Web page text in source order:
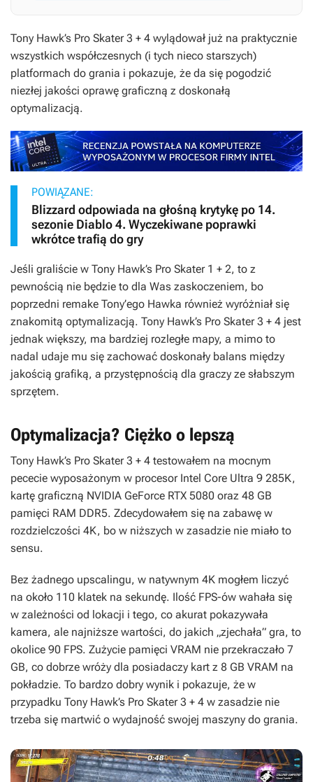
Tony Hawk’s Pro Skater 3 + 4 wylądował już na praktycznie
wszystkich współczesnych (i tych nieco starszych)
platformach do grania i pokazuje, że da się pogodzić
niezłej jakości oprawę graficzną z doskonałą
optymalizacją.
POWIĄZANE:
Blizzard odpowiada na głośną krytykę po 14.
sezonie Diablo 4. Wyczekiwane poprawki
wkrótce trafią do gry
Jeśli graliście w Tony Hawk’s Pro Skater 1 + 2, to z
pewnością nie będzie to dla Was zaskoczeniem, bo
poprzedni remake Tony’ego Hawka również wyróżniał się
znakomitą optymalizacją. Tony Hawk’s Pro Skater 3 + 4 jest
jednak większy, ma bardziej rozległe mapy, a mimo to
nadal udaje mu się zachować doskonały balans między
jakością grafiką, a przystępnością dla graczy ze słabszym
sprzętem.
Optymalizacja? Ciężko o lepszą
Tony Hawk’s Pro Skater 3 + 4 testowałem na mocnym
pececie wyposażonym w procesor Intel Core Ultra 9 285K,
kartę graficzną NVIDIA GeForce RTX 5080 oraz 48 GB
pamięci RAM DDR5. Zdecydowałem się na zabawę w
rozdzielczości 4K, bo w niższych w zasadzie nie miało to
sensu.
Bez żadnego upscalingu, w natywnym 4K mogłem liczyć
na około 110 klatek na sekundę. Ilość FPS-ów wahała się
w zależności od lokacji i tego, co akurat pokazywała
kamera, ale najniższe wartości, do jakich „zjechała” gra, to
okolice 90 FPS. Zużycie pamięci VRAM nie przekraczało 7
GB, co dobrze wróży dla posiadaczy kart z 8 GB VRAM na
pokładzie. To bardzo dobry wynik i pokazuje, że w
przypadku Tony Hawk’s Pro Skater 3 + 4 w zasadzie nie
trzeba się martwić o wydajność swojej maszyny do grania.